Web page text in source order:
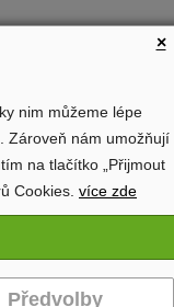
×
nim můžeme lépe
Zároveň nám umožňují
na tlačítko „Přijmout
Cookies. více zde